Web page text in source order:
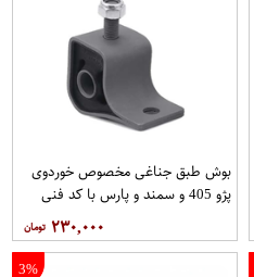
بوش طبق جناغی مخصوص خوردوی
پژو 405 و سمند و پارس با کد فنی
۲۳۰,۰۰۰
3%